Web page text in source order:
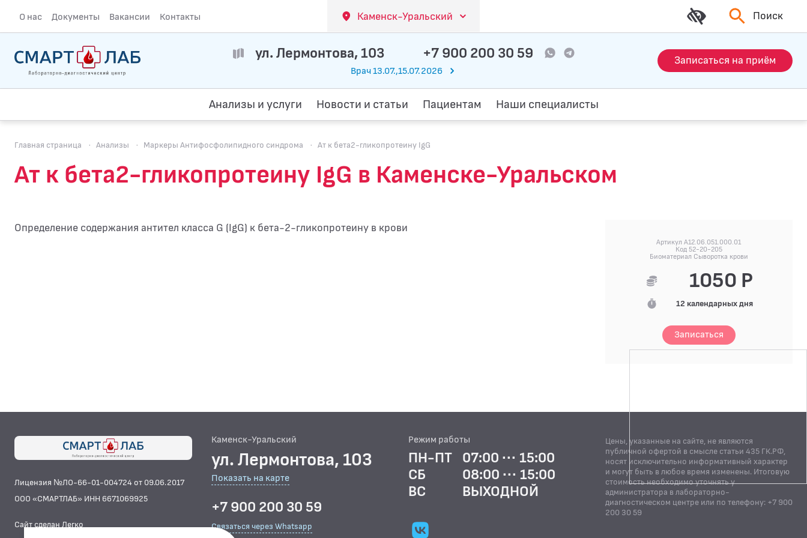
О нас Документы Вакансии Контакты Каменск-Уральский Поиск
ул. Лермонтова, 103 +7 900 200 30 59
Врач 13.07.,15.07.2026
Записаться на приём
Анализы и услуги Новости и статьи Пациентам Наши специалисты
Главная страница · Анализы · Маркеры Антифосфолипидного синдрома · Ат к бета2-гликопротеину IgG
Ат к бета2-гликопротеину IgG в Каменске-Уральском
Определение содержания антител класса G (IgG) к бета-2-гликопротеину в крови
Артикул A12.06.051.000.01
Код 52-20-205
Биоматериал Сыворотка крови
1050 Р
12 календарных дня
Записаться
Лицензия №ЛО-66-01-004724 от 09.06.2017
ООО «СМАРТЛАБ» ИНН 6671069925
Сайт сделан Легко
Каменск-Уральский
ул. Лермонтова, 103
Показать на карте
+7 900 200 30 59
Связаться через Whatsapp
Режим работы
ПН-ПТ
07:00 ··· 15:00
СБ
08:00 ··· 15:00
ВС
ВЫХОДНОЙ
Цены, указанные на сайте, не являются
публичной офертой в смысле статьи 435 ГК.РФ,
носят исключительно информативный характер
и могут быть в любое время изменены. Итоговую
стоимость необходимо уточнять у
администратора в лабораторно-
диагностическом центре или по телефону: +7 900
200 30 59